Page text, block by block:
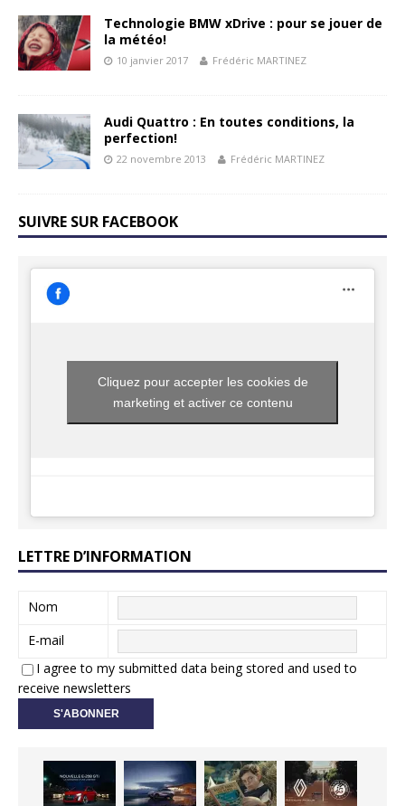
Technologie BMW xDrive : pour se jouer de
la météo!
10 janvier 2017 Frédéric MARTINEZ
Audi Quattro : En toutes conditions, la
perfection!
22 novembre 2013 Frédéric MARTINEZ
SUIVRE SUR FACEBOOK
Cliquez pour accepter les cookies de
marketing et activer ce contenu
LETTRE D’INFORMATION
Nom
E-mail
I agree to my submitted data being stored and used to
receive newsletters